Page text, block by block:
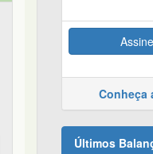
Conheça
Últimos